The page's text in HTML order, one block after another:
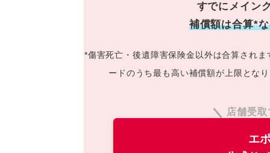
すでにメイン
補償額は合算*
*傷害死亡・後遺障害保険金以外は合算され
ードのうち最も高い補償額が上限とな
店舗受
エ